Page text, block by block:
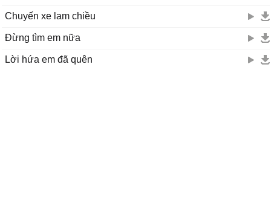
Chuyến xe lam chiều
Đừng tìm em nữa
Lời hứa em đã quên